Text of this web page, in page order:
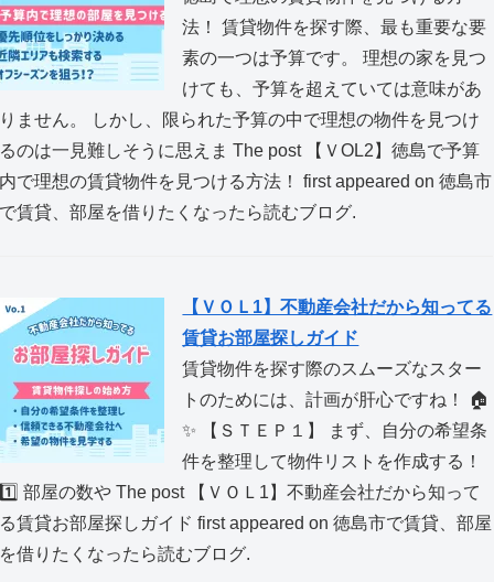
法！ 賃貸物件を探す際、最も重要な要
素の一つは予算です。 理想の家を見つ
けても、予算を超えていては意味があ
りません。 しかし、限られた予算の中で理想の物件を見つけ
るのは一見難しそうに思えま The post 【ＶOL2】徳島で予算
内で理想の賃貸物件を見つける方法！ first appeared on 徳島市
で賃貸、部屋を借りたくなったら読むブログ.
【ＶＯＬ1】不動産会社だから知ってる
賃貸お部屋探しガイド
賃貸物件を探す際のスムーズなスター
トのためには、計画が肝心ですね！ 🏠
✨ 【ＳＴＥＰ１】 まず、自分の希望条
件を整理して物件リストを作成する！
1️⃣ 部屋の数や The post 【ＶＯＬ1】不動産会社だから知って
る賃貸お部屋探しガイド first appeared on 徳島市で賃貸、部屋
を借りたくなったら読むブログ.